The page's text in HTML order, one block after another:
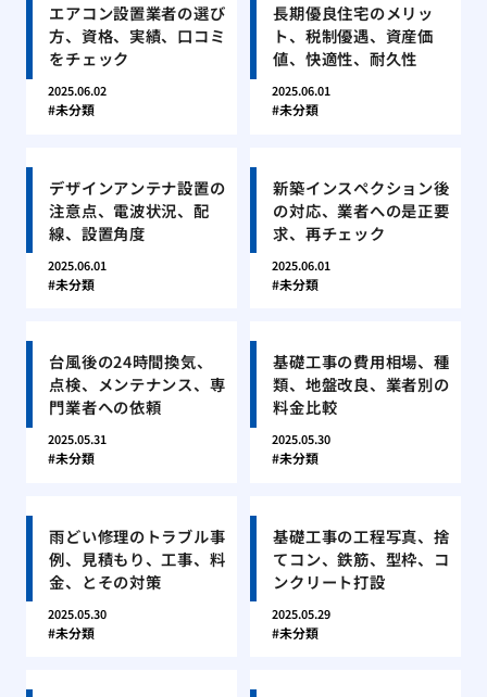
エアコン設置業者の選び
方、資格、実績、口コミ
をチェック
2025.06.02
未分類
長期優良住宅のメリッ
ト、税制優遇、資産価
値、快適性、耐久性
2025.06.01
未分類
デザインアンテナ設置の
注意点、電波状況、配
線、設置角度
2025.06.01
未分類
新築インスペクション後
の対応、業者への是正要
求、再チェック
2025.06.01
未分類
台風後の24時間換気、
点検、メンテナンス、専
門業者への依頼
2025.05.31
未分類
基礎工事の費用相場、種
類、地盤改良、業者別の
料金比較
2025.05.30
未分類
雨どい修理のトラブル事
例、見積もり、工事、料
金、とその対策
2025.05.30
未分類
基礎工事の工程写真、捨
てコン、鉄筋、型枠、コ
ンクリート打設
2025.05.29
未分類